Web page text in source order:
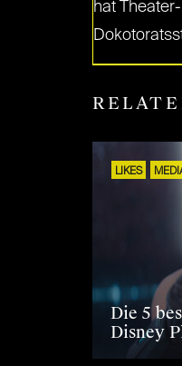
hat
LIKES
Die 5
Disney